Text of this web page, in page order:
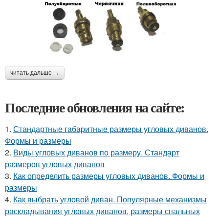
читать дальше →
Последние обновления на сайте:
1. Стандартные габаритные размеры угловых диванов.
Формы и размеры
2. Виды угловых диванов по размеру. Стандарт
размеров угловых диванов
3. Как определить размеры угловых диванов. Формы и
размеры
4. Как выбрать угловой диван. Популярные механизмы
раскладывания угловых диванов, размеры спальных